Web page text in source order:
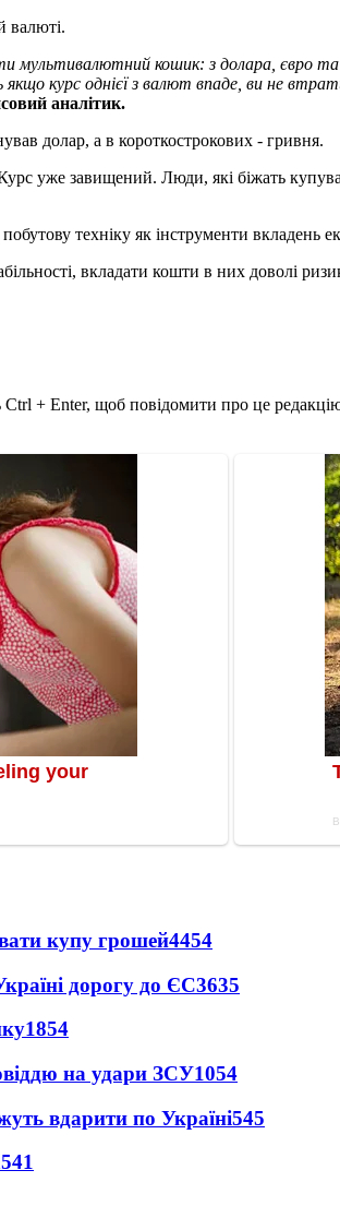
валюті.
кошик: з долара, євро та
курс однієї з валют впаде, ви не
аналітик.
долар, а в короткострокових - гривня.
уже завищений. Люди, які біжать
техніку як інструменти вкладень
вкладати кошти в них доволі
Ctrl + Enter, щоб повідомити про це
купу грошей4454
дорогу до ЄС3635
1854
на удари ЗСУ1054
вдарити по Україні545
541